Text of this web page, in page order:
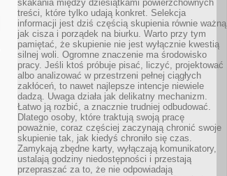
skakania między dziesiątkami powierzchownych
treści, które tylko udają konkret. Selekcja
informacji jest dziś częścią skupienia równie ważną
jak cisza i porządek na biurku. Warto przy tym
pamiętać, że skupienie nie jest wyłącznie kwestią
silnej woli. Ogromne znaczenie ma środowisko
pracy. Jeśli ktoś próbuje pisać, liczyć, projektować
albo analizować w przestrzeni pełnej ciągłych
zakłóceń, to nawet najlepsze intencje niewiele
dadzą. Uwaga działa jak delikatny mechanizm.
Łatwo ją rozbić, a znacznie trudniej odbudować.
Dlatego osoby, które traktują swoją pracę
poważnie, coraz częściej zaczynają chronić swoje
skupienie tak, jak kiedyś chroniło się czas.
Zamykają zbędne karty, wyłączają komunikatory,
ustalają godziny niedostępności i przestają
przepraszać za to, że nie odpowiadają